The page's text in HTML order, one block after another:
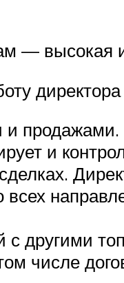
— высокая и
продажами.
и
всех
с другими
числе